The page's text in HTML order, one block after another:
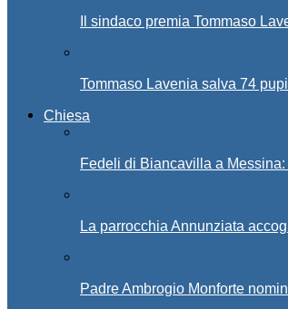
Il sindaco premia Tommaso
Tommaso Lavenia salva 74
Chiesa
Fedeli di Biancavilla a
La parrocchia Annunziata
Padre Ambrogio Monforte